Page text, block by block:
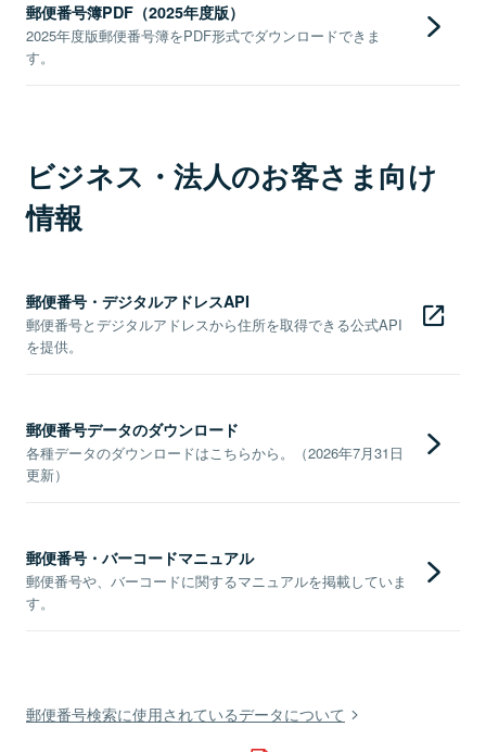
郵便番号簿PDF（2025年度版）
2025年度版郵便番号簿をPDF形式でダウンロードできま
す。
ビジネス・法人のお客さま向け
情報
郵便番号・デジタルアドレスAPI
郵便番号とデジタルアドレスから住所を取得できる公式API
を提供。
郵便番号データのダウンロード
各種データのダウンロードはこちらから。（2026年7月31日
更新）
郵便番号・バーコードマニュアル
郵便番号や、バーコードに関するマニュアルを掲載していま
す。
郵便番号検索に使用されているデータについて